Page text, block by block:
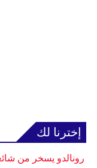
إخترنا لك
رونالدو يسخر من